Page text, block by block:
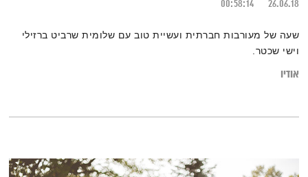
26.06.18
00:58:14
שעה של מעורבות חברתית ועשיית טוב עם שלומית שרביט ברזילי
וישי שכטר.
אודיו